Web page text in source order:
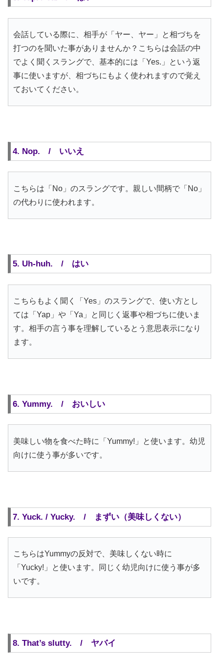
会話している際に、相手が「ヤー、ヤー」と相づちを
打つのを聞いた事がありませんか？こちらは会話の中
でよく聞くスラングで、基本的には「Yes.」という返
事に使いますが、相づちにもよく使われますので覚え
ておいてください。
4. Nop. / いいえ
こちらは「No」のスラングです。親しい間柄で「No」
の代わりに使われます。
5. Uh-huh. / はい
こちらもよく聞く「Yes」のスラングで、使い方とし
ては「Yap」や「Ya」と同じく返事や相づちに使いま
す。相手の言う事を理解しているとう意思表示になり
ます。
6. Yummy. / おいしい
美味しい物を食べた時に「Yummy!」と使います。幼児
向けに使う事が多いです。
7. Yuck. / Yucky. / まずい（美味しくない）
こちらはYummyの反対で、美味しくない時に
「Yucky!」と使います。同じく幼児向けに使う事が多
いです。
8. That’s slutty. / ヤバイ